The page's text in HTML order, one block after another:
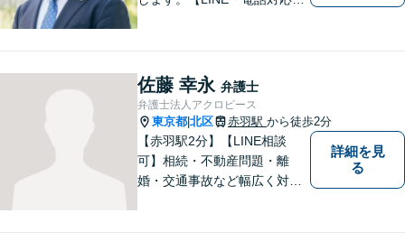
スはあなたの味方です！他士
業との連携あり。
佐藤 幸永 弁護士
弁護士法人アクロピース
東京都 北区 赤羽駅 から徒歩2分
【赤羽駅2分】【LINE相談
可】相続・不動産問題・離
婚・交通事故など幅広く対
詳細を見
る